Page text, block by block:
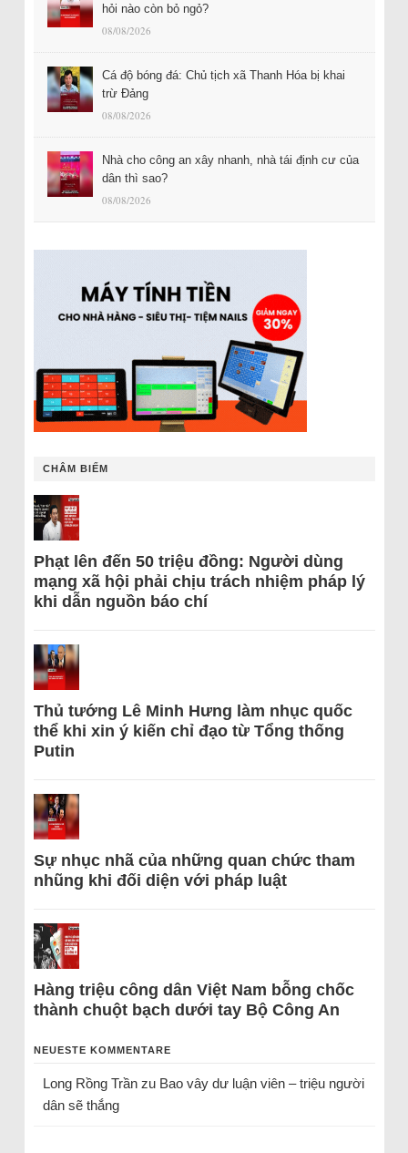
hỏi nào còn bỏ ngỏ?
08/08/2026
Cá độ bóng đá: Chủ tịch xã Thanh Hóa bị khai
trừ Đảng
08/08/2026
Nhà cho công an xây nhanh, nhà tái định cư của
dân thì sao?
08/08/2026
CHÂM BIẾM
Phạt lên đến 50 triệu đồng: Người dùng
mạng xã hội phải chịu trách nhiệm pháp lý
khi dẫn nguồn báo chí
Thủ tướng Lê Minh Hưng làm nhục quốc
thể khi xin ý kiến chỉ đạo từ Tổng thống
Putin
Sự nhục nhã của những quan chức tham
nhũng khi đối diện với pháp luật
Hàng triệu công dân Việt Nam bỗng chốc
thành chuột bạch dưới tay Bộ Công An
NEUESTE KOMMENTARE
Long Rồng Trầnzu Bao vây dư luận viên – triệu người
dân sẽ thắng